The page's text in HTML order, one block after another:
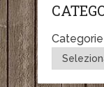
Categorie